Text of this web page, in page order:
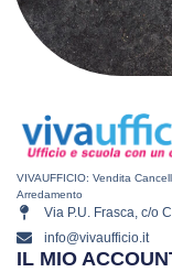
VIVAUFFICIO: Vendita
Arredamento
Via P.U. Frasca, c/o
info@vivaufficio.it
IL MIO